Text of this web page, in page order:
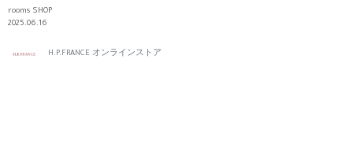
roomsSHOP
rooms SHOP
2025.06.16
H.P.FRANCE オンラインストア